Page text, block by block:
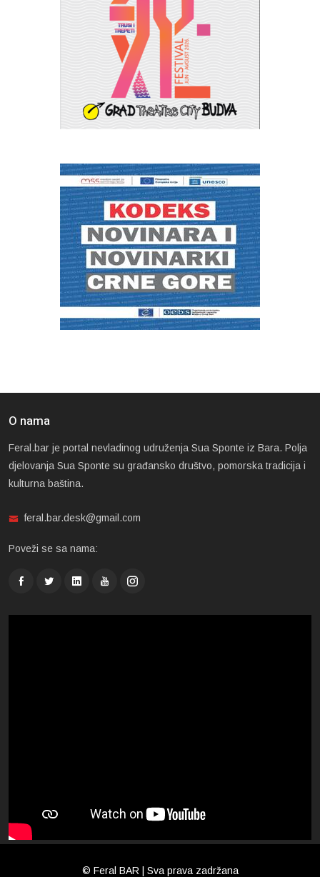
O nama
Feral.bar je portal nevladinog udruženja Sua Sponte iz Bara. Polja
djelovanja Sua Sponte su građansko društvo, pomorska tradicija i
kulturna baština.
feral.bar.desk@gmail.com
Poveži se sa nama:
© Feral BAR | Sva prava zadržana